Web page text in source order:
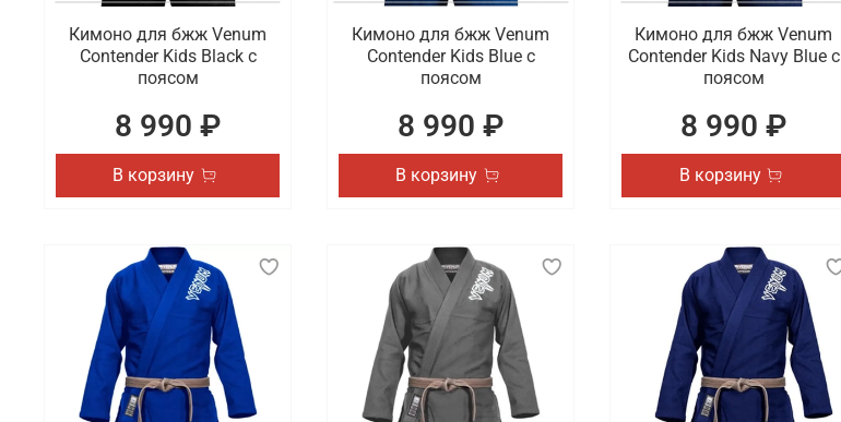
отличается высоким качеством пошива. Возможна оперативная доставка заказов по Орлу.
Кимоно для бжж Venum
Contender Kids Black с
поясом
8 990 ₽
В корзину
Кимоно для бжж Venum
Contender Kids Blue с
поясом
8 990 ₽
В корзину
Кимоно для бжж Venum
Contender Kids Navy Blue с
поясом
8 990 ₽
В корзину